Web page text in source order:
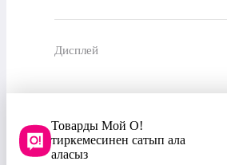
Дисплей
Товарды Мой О!
тиркемесинен сатып ала
аласыз